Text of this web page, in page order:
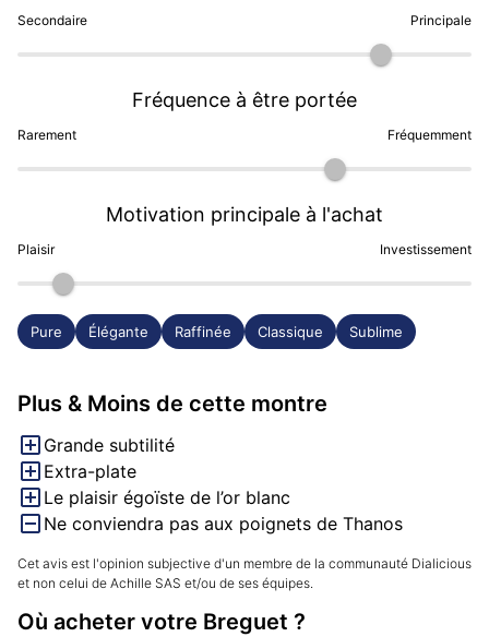
Secondaire Principale
Rarement
Fréquence à être portée
Fréquemment
Plaisir
Motivation principale à l'achat
Investissement
Pure Élégante Raffinée Classique Sublime
Plus & Moins de cette montre
Grande subtilité
Extra-plate
Le plaisir égoïste de l’or blanc
Ne conviendra pas aux poignets de Thanos
Cet avis est l'opinion subjective d'un membre de la communauté Dialicious
et non celui de Achille SAS et/ou de ses équipes.
Où acheter votre Breguet ?